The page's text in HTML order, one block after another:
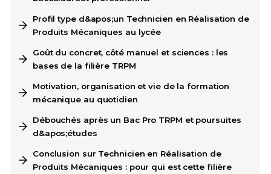
Profil type d&apos;un Technicien en Réalisation de
Produits Mécaniques au lycée
Goût du concret, côté manuel et sciences : les
bases de la filière TRPM
Motivation, organisation et vie de la formation
mécanique au quotidien
Débouchés après un Bac Pro TRPM et poursuites
d&apos;études
Conclusion sur Technicien en Réalisation de
Produits Mécaniques : pour qui est cette filière